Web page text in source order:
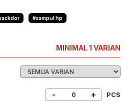
#sampul hp
MINIMAL 1 VARIAN
- + PCS